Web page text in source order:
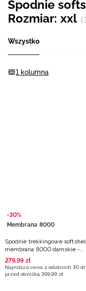
Spodnie
Rozmiar: xxl
Wszystko
1 kolumna
-30%
Membrana 8000
Spodnie trekkingowe
membrana 8000 damskie -
granatowe
279,99 zł
Najniższa cena z ostatnich 30
przed obniżką 399,99 zł